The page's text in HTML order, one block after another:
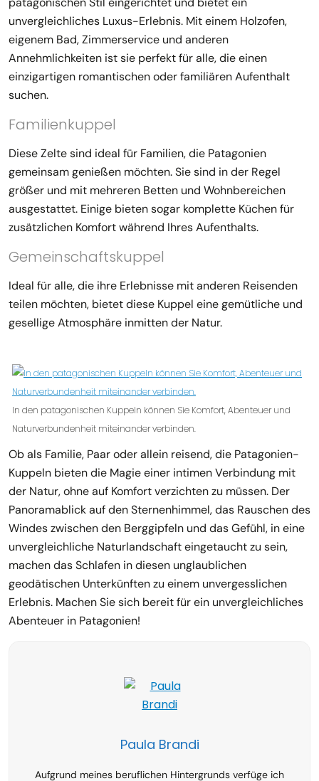
unvergleichliches Luxus-Erlebnis. Mit einem Holzofen,
eigenem Bad, Zimmerservice und anderen
Annehmlichkeiten ist sie perfekt für alle, die einen
einzigartigen romantischen oder familiären Aufenthalt
suchen.
Familienkuppel
Diese Zelte sind ideal für Familien, die Patagonien
gemeinsam genießen möchten. Sie sind in der Regel
größer und mit mehreren Betten und Wohnbereichen
ausgestattet. Einige bieten sogar komplette Küchen für
zusätzlichen Komfort während Ihres Aufenthalts.
Gemeinschaftskuppel
Ideal für alle, die ihre Erlebnisse mit anderen Reisenden
teilen möchten, bietet diese Kuppel eine gemütliche und
gesellige Atmosphäre inmitten der Natur.
In den patagonischen Kuppeln können Sie Komfort, Abenteuer und
Naturverbundenheit miteinander verbinden.
Ob als Familie, Paar oder allein reisend, die Patagonien-
Kuppeln bieten die Magie einer intimen Verbindung mit
der Natur, ohne auf Komfort verzichten zu müssen. Der
Panoramablick auf den Sternenhimmel, das Rauschen des
Windes zwischen den Berggipfeln und das Gefühl, in eine
unvergleichliche Naturlandschaft eingetaucht zu sein,
machen das Schlafen in diesen unglaublichen
geodätischen Unterkünften zu einem unvergesslichen
Erlebnis. Machen Sie sich bereit für ein unvergleichliches
Abenteuer in Patagonien!
Paula Brandi
Aufgrund meines beruflichen Hintergrunds verfüge ich